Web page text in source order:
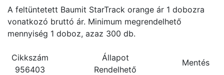
A feltüntetett Baumit StarTrack orange ár 1 dobozra
vonatkozó bruttó ár. Minimum megrendelhető
mennyiség 1 doboz, azaz 300 db.
Cikkszám
956403
Állapot
Rendelhető
Mentés